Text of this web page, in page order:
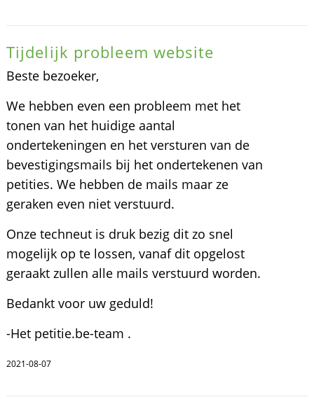
Tijdelijk probleem website
Beste bezoeker,
We hebben even een probleem met het
tonen van het huidige aantal
ondertekeningen en het versturen van de
bevestigingsmails bij het ondertekenen van
petities. We hebben de mails maar ze
geraken even niet verstuurd.
Onze techneut is druk bezig dit zo snel
mogelijk op te lossen, vanaf dit opgelost
geraakt zullen alle mails verstuurd worden.
Bedankt voor uw geduld!
-Het petitie.be-team .
2021-08-07